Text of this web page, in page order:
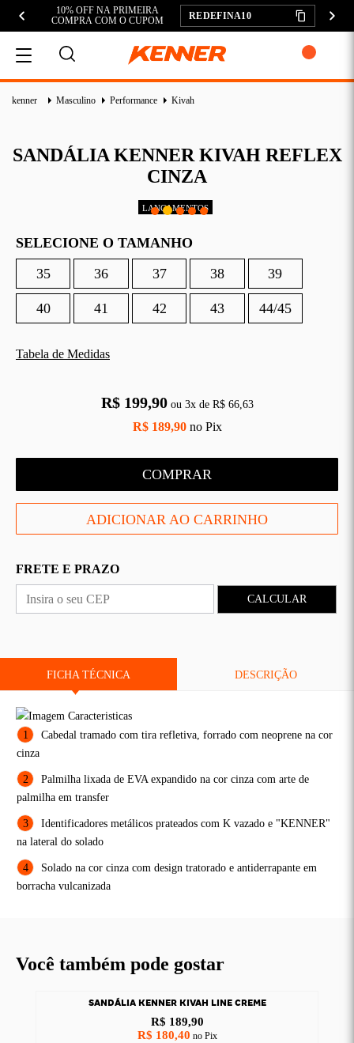
10% OFF NA PRIMEIRA
COMPRA COM O CUPOM
REDEFINA10
BÁSICAS
PLATAFORMA SLIDES
MEU CARRINHO
DESCONTOS:
TOTAL:
CONTINUAR COMPRANDO
FINALIZAR COMPRA
kenner Masculino Performance Kivah
SANDÁLIA KENNER KIVAH REFLEX
CINZA
SELECIONE O TAMANHO
35
36 37 38 39
40 41 42 43 44/45
Tabela de Medidas
R$ 199,90 ou 3xde R$ 66,63
R$ 189,90no Pix
COMPRAR
FRETE E PRAZO
CALCULAR
FICHA TÉCNICA DESCRIÇÃO
Cabedal tramado com tira refletiva, forrado com neoprene na cor
cinza
Palmilha lixada de EVA expandido na cor cinza com arte de
palmilha em transfer
Identificadores metálicos prateados com K vazado e "KENNER"
na lateral do solado
Solado na cor cinza com design tratorado e antiderrapante em
borracha vulcanizada
Você também pode gostar
SANDÁLIA KENNER KIVAH LINE CREME
R$ 189,90
R$ 180,40 no Pix